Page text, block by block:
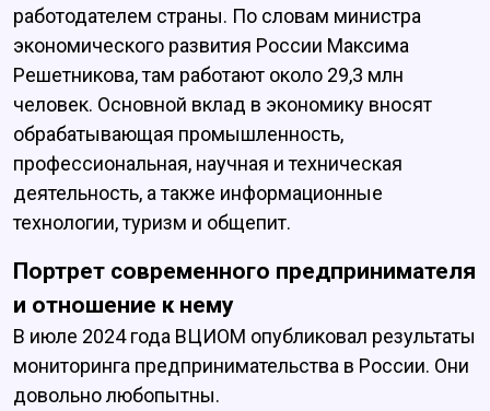
работодателем страны. По словам министра
экономического развития России Максима
Решетникова, там работают около 29,3 млн
человек. Основной вклад в экономику вносят
обрабатывающая промышленность,
профессиональная, научная и техническая
деятельность, а также информационные
технологии, туризм и общепит.
Портрет современного предпринимателя
и отношение к нему
В июле 2024 года ВЦИОМ опубликовал результаты
мониторинга предпринимательства в России. Они
довольно любопытны.